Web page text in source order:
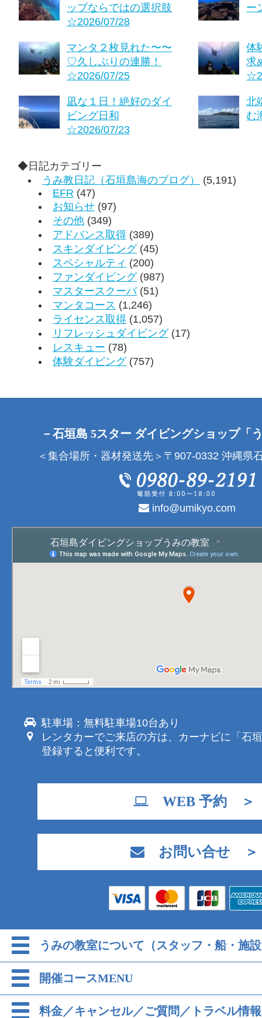
ップならではの選択肢
☆2026/07/28
ー
マンタ２枚見れた〜〜
♡久しぶりの連勝！
☆2026/07/25
体
求
凪な１日！絶好のダイ
ビング日和
☆2026/07/23
北
む
◆日記カテゴリー
うみ教日記（石垣島海のブログ）
(5,191)
EFR (47)
お知らせ (97)
その他 (349)
アドバンス取得 (389)
スキンダイビング(45)
スペシャルティ (200)
ファンダイビング(987)
マスタースクーバ(51)
マンタコース (1,246)
ライセンス取得 (1,057)
リフレッシュダイビング(17)
レスキュー (78)
体験ダイビング(757)
－石垣島 5スター ダイビングショップ「
＜集合場所・器材発送先＞〒907-0332 沖縄県
info@umikyo.com
駐車場：無料駐車場10台あり
レンタカーでご来店の方は、カーナビに「石
登録すると便利です。
WEB 予約 ＞
お問い合せ ＞
うみの教室について（スタッフ・船・施
開催コースMENU
料金／キャンセル／ご質問／トラベル情報